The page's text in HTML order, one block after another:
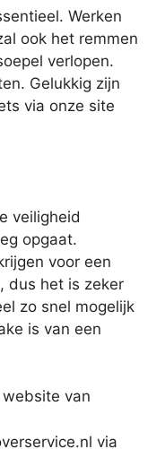
Werken
ook het remmen
verlopen.
Gelukkig zijn
via onze site
veiligheid
opgaat.
voor een
dus het is zeker
zo snel mogelijk
is van een
van
via